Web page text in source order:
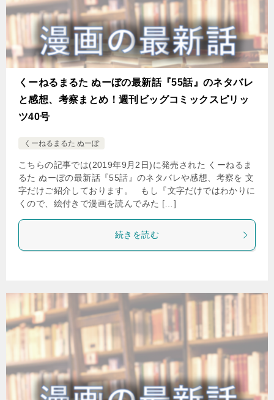
くーねるまるた ぬーぼの最新話『55話』のネタバレ
と感想、考察まとめ！週刊ビッグコミックスピリッ
ツ40号
くーねるまるた ぬーぼ
こちらの記事では(2019年9月2日)に発売された くーねるま
るた ぬーぼの最新話『55話』のネタバレや感想、考察を 文
字だけご紹介しております。 もし『文字だけではわかりに
くので、絵付きで漫画を読んでみた […]
続きを読む